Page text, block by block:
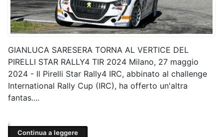
GIANLUCA SARESERA TORNA AL VERTICE DEL
PIRELLI STAR RALLY4 TIR 2024 Milano, 27 maggio
2024 - Il Pirelli Star Rally4 IRC, abbinato al challenge
International Rally Cup (IRC), ha offerto un'altra
fantas....
Continua a leggere